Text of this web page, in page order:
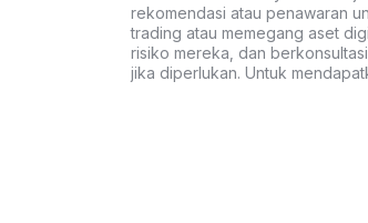
rekomendasi atau penawaran
trading atau memegang aset
risiko mereka, dan
jika diperlukan. Untuk